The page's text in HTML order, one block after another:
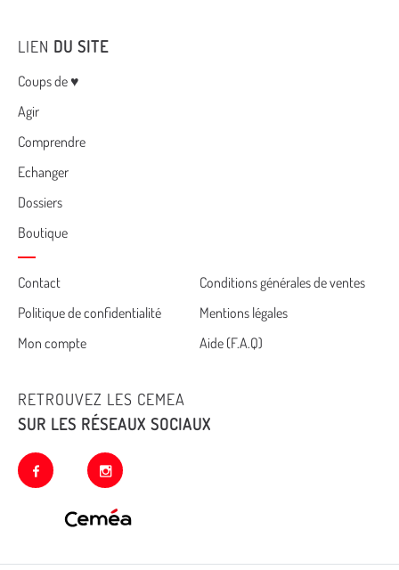
LIEN DU SITE
Menu
Coups de ♥
Agir
Comprendre
Echanger
Dossiers
Boutique
Cemea
footer
Contact
Conditions générales de ventes
Politique de confidentialité
Mentions légales
Mon compte
Aide (F.A.Q)
RETROUVEZ LES CEMEA
SUR LES RÉSEAUX SOCIAUX
facebook instagram